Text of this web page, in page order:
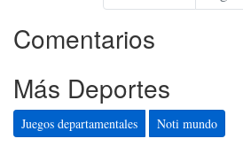
Comentarios
Más Deportes
Juegos departamentales Noti mundo